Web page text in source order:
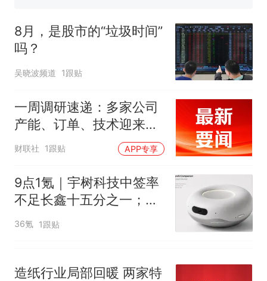
核查
部作废，公平么？
“不建议大家买深色蛋糕”上热
搜，网友：天塌了！
那个在床头放菜刀的女孩，
人生
8月，是股市的“垃圾时间”
吗？
吴晓波频道 1跟贴
一周调研速递：多家公司
产能、订单、技术迎来突
破，涉及PCB、MLCC、
算力、CPO等行业
财联社 1跟贴 APP专享
9点1氪｜宇树科技中签率
不足长鑫十五分之一；东
航宣布提前14天可免费退
改票；雪佛兰将停止在华
36氪 1跟贴
造纸行业局部回暖 两家特